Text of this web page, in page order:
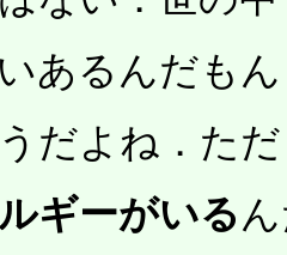
あるんだも
だよね．た
ギーがいる